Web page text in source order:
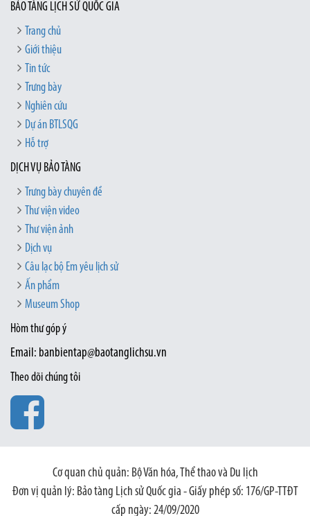
BẢO TÀNG LỊCH SỬ QUỐC GIA
Trang chủ
Giới thiệu
Tin tức
Trưng bày
Nghiên cứu
Dự án BTLSQG
Hỗ trợ
DỊCH VỤ BẢO TÀNG
Trưng bày chuyên đề
Thư viện video
Thư viện ảnh
Dịch vụ
Câu lạc bộ Em yêu lịch sử
Ấn phẩm
Museum Shop
Hòm thư góp ý
Email: banbientap@baotanglichsu.vn
Theo dõi chúng tôi
Cơ quan chủ quản: Bộ Văn hóa, Thể thao và Du lịch
Đơn vị quản lý: Bảo tàng Lịch sử Quốc gia - Giấy phép số: 176/GP-TTĐT
cấp ngày: 24/09/2020